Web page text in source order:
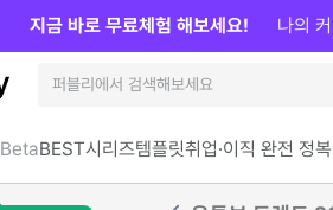
BetaBEST시리즈템플릿취업·이직 완전 정복
지금 바로 무료체험 해보세요! 나의